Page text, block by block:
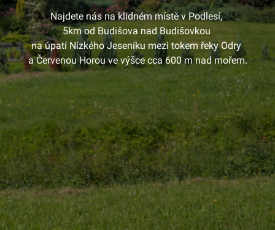
Najdete nás na klidném místě v Podlesí,
5km od Budišova nad Budišovkou
na úpatí Nízkého Jeseníku mezi tokem řeky Odry
a Červenou Horou ve výšce cca 600 m nad mořem.